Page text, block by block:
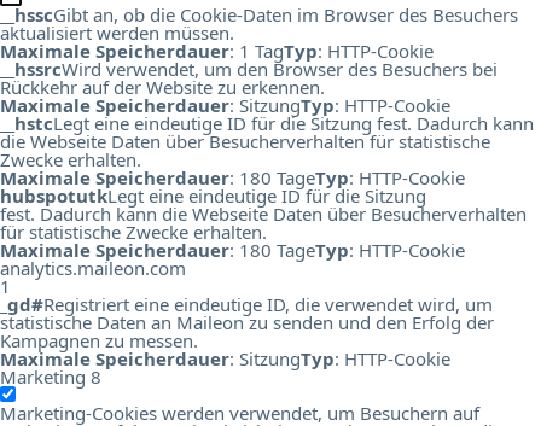
__hsscGibt an, ob die Cookie-Daten im Browser des Besuchers
aktualisiert werden müssen.
Maximale Speicherdauer: 1 TagTyp: HTTP-Cookie
__hssrcWird verwendet, um den Browser des Besuchers bei
Rückkehr auf der Website zu erkennen.
Maximale Speicherdauer: SitzungTyp: HTTP-Cookie
__hstcLegt eine eindeutige ID für die Sitzung fest. Dadurch kann
die Webseite Daten über Besucherverhalten für statistische
Zwecke erhalten.
Maximale Speicherdauer: 180 TageTyp: HTTP-Cookie
hubspotutkLegt eine eindeutige ID für die Sitzung
fest. Dadurch kann die Webseite Daten über Besucherverhalten
für statistische Zwecke erhalten.
Maximale Speicherdauer: 180 TageTyp: HTTP-Cookie
analytics.maileon.com
1
_gd#Registriert eine eindeutige ID, die verwendet wird, um
statistische Daten an Maileon zu senden und den Erfolg der
Kampagnen zu messen.
Maximale Speicherdauer: SitzungTyp: HTTP-Cookie
Marketing 8
Marketing-Cookies werden verwendet, um Besuchern auf